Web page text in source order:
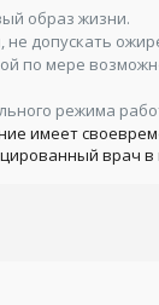
образ жизни.
не допускать
по мере
режима
имеет
врач